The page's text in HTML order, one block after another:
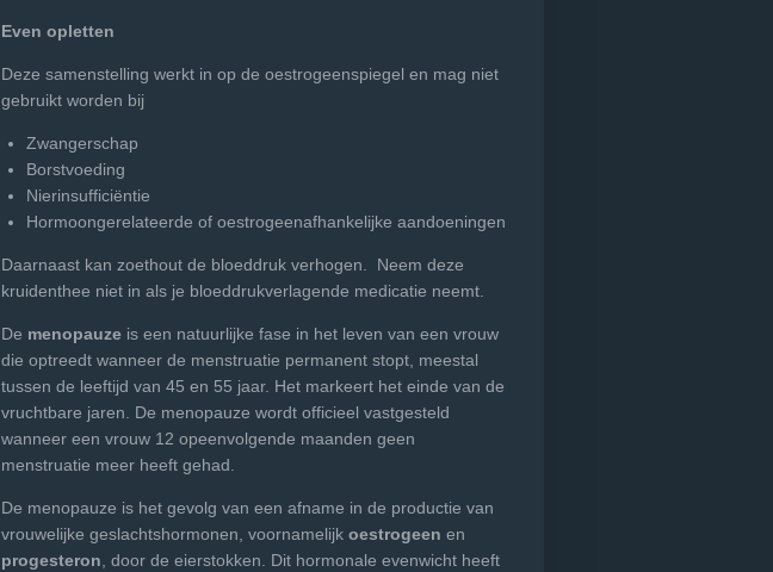
Even opletten
Deze samenstelling werkt in op de oestrogeenspiegel en mag niet
gebruikt worden bij
Zwangerschap
Borstvoeding
Nierinsufficiëntie
Hormoongerelateerde of oestrogeenafhankelijke aandoeningen
Daarnaast kan zoethout de bloeddruk verhogen. Neem deze
kruidenthee niet in als je bloeddrukverlagende medicatie neemt.
De menopauze is een natuurlijke fase in het leven van een vrouw
die optreedt wanneer de menstruatie permanent stopt, meestal
tussen de leeftijd van 45 en 55 jaar. Het markeert het einde van de
vruchtbare jaren. De menopauze wordt officieel vastgesteld
wanneer een vrouw 12 opeenvolgende maanden geen
menstruatie meer heeft gehad.
De menopauze is het gevolg van een afname in de productie van
vrouwelijke geslachtshormonen, voornamelijk oestrogeen en
progesteron , door de eierstokken. Dit hormonale evenwicht heeft